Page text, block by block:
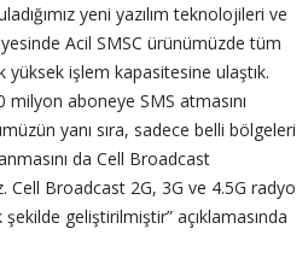
yeni yazılım teknolojileri ve
Acil SMSC ürünümüzde tüm
işlem kapasitesine ulaştık.
aboneye SMS atmasını
yanı sıra, sadece belli bölgeleri
da Cell Broadcast
Broadcast 2G, 3G ve 4.5G radyo
geliştirilmiştir” açıklamasında